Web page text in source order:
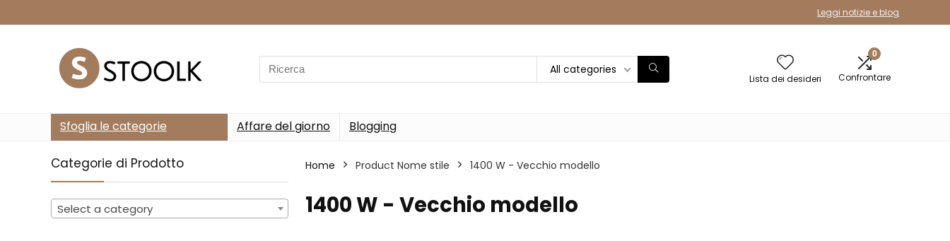
Leggi notizie e blog
Search
for:
All categories
Lista dei desideri
0
Confrontare
Sfoglia le categorie Affare del giorno Blogging
Categorie di Prodotto
Select a category
Home Product Nome stile 1400 W - Vecchio modello
1400 W - Vecchio modello